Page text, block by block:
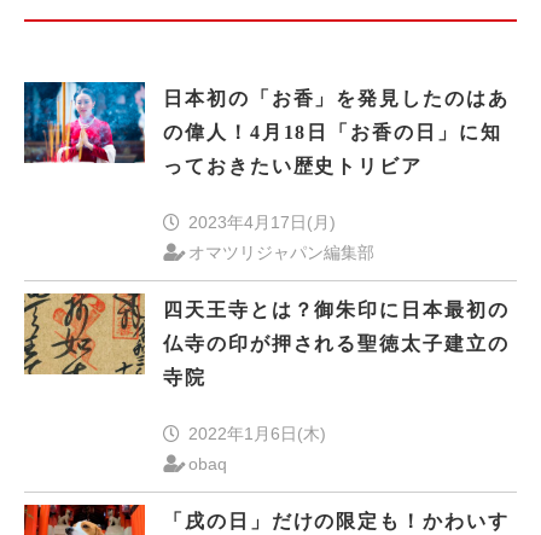
日本初の「お香」を発見したのはあ
の偉人！4月18日「お香の日」に知
っておきたい歴史トリビア
2023年4月17日(月)
オマツリジャパン編集部
四天王寺とは？御朱印に日本最初の
仏寺の印が押される聖徳太子建立の
寺院
2022年1月6日(木)
obaq
「戌の日」だけの限定も！かわいす